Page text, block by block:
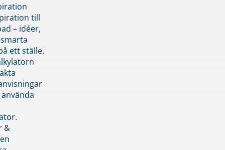
till
– idéer,
ett ställe.
&